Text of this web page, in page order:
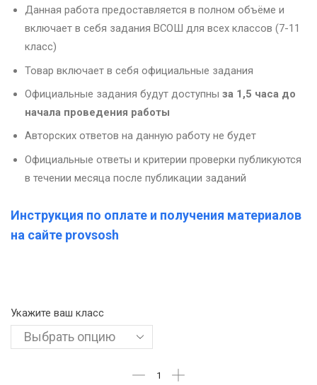
Данная работа предоставляется в полном объёме и
включает в себя задания ВСОШ для всех классов (7-11
класс)
Товар включает в себя официальные задания
Официальные задания будут доступны за 1,5 часа до
начала проведения работы
Авторских ответов на данную работу не будет
Официальные ответы и критерии проверки публикуются
в течении месяца после публикации заданий
Инструкция по оплате и получения материалов
на сайте provsosh
Укажите ваш класс